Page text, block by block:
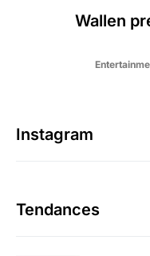
Wallen
Instagram
Tendances